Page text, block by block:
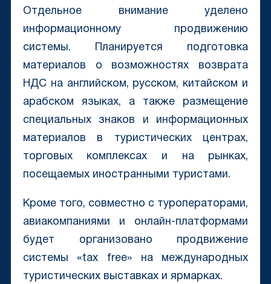
Отдельное внимание уделено
информационному продвижению
системы. Планируется подготовка
материалов о возможностях возврата
НДС на английском, русском, китайском и
арабском языках, а также размещение
специальных знаков и информационных
материалов в туристических центрах,
торговых комплексах и на рынках,
посещаемых иностранными туристами.
Кроме того, совместно с туроператорами,
авиакомпаниями и онлайн-платформами
будет организовано продвижение
системы «tax free» на международных
туристических выставках и ярмарках.